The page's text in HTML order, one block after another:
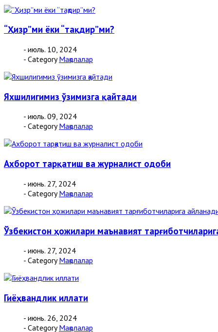
“Ҳизр”ми ёки “тақдир”ми?
- июль. 10, 2024
- Category Мақолалар
Яхшилигимиз ўзимизга қайтади
- июль. 09, 2024
- Category Мақолалар
Ахборот тарқатиш ва журналист одоби
- июнь. 27, 2024
- Category Мақолалар
Ўзбекистон ҳожилари маънавият
- июнь. 27, 2024
- Category Мақолалар
Гиёҳвандлик иллати
- июнь. 26, 2024
- Category Мақолалар